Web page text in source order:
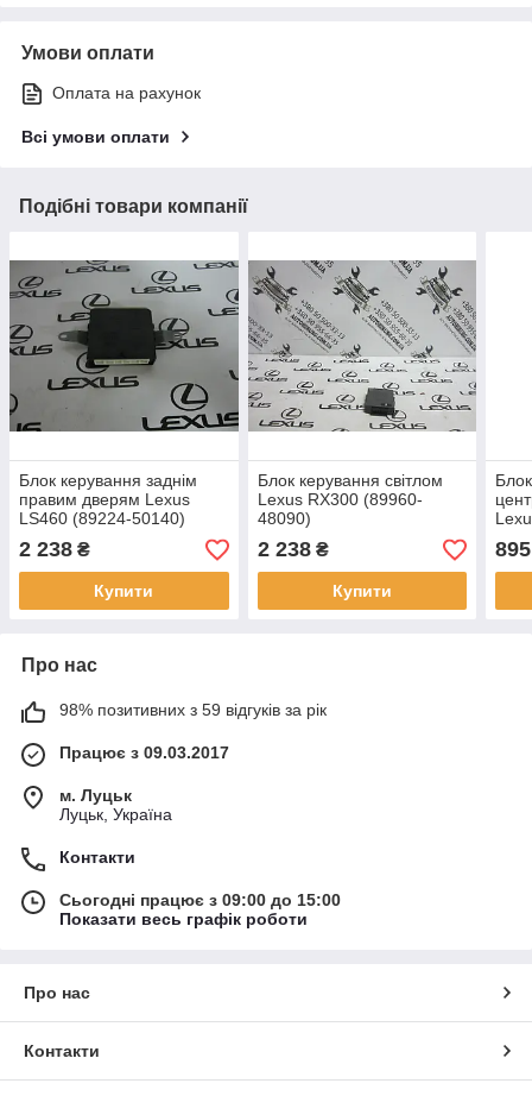
Умови оплати
Оплата на рахунок
Всі умови оплати
Подібні товари компанії
Блок керування заднім
правим дверям Lexus
LS460 (89224-50140)
2 238 ₴
Купити
Блок керування світлом
Lexus RX300 (89960-
48090)
2 238₴
Купити
895
Про нас
98% позитивних з 59 відгуків за рік
Працює з 09.03.2017
м. Луцьк
Луцьк, Україна
Контакти
Сьогодні працює з 09:00 до 15:00
Показати весь графік роботи
Про нас
Контакти